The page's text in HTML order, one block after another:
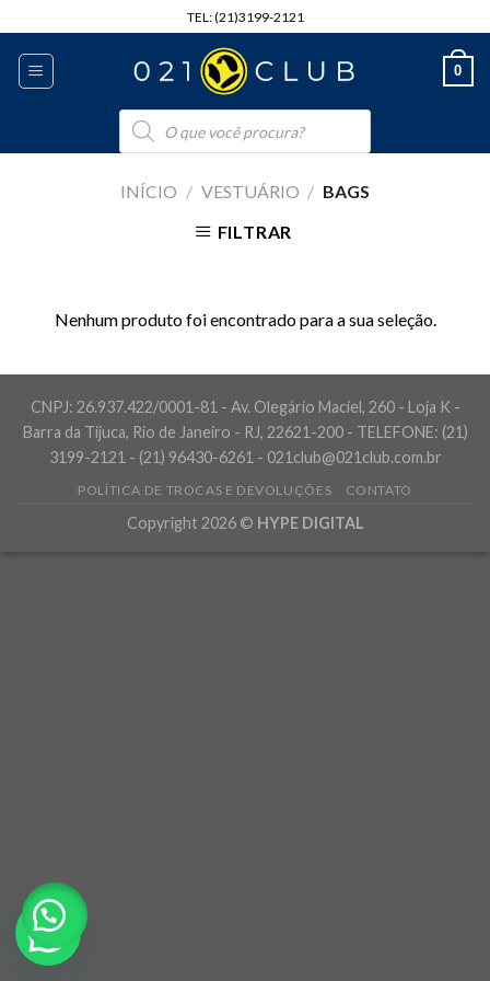
to
content
TEL: (21)3199-2121
0
Pesquisar
produtos
INÍCIO / VESTUÁRIO / BAGS
FILTRAR
Nenhum produto foi encontrado para a sua seleção.
CNPJ: 26.937.422/0001-81 - Av. Olegário Maciel, 260 - Loja K -
Barra da Tijuca, Rio de Janeiro - RJ, 22621-200 - TELEFONE: (21)
3199-2121 - (21) 96430-6261 - 021club@021club.com.br
POLÍTICA DE TROCAS E DEVOLUÇÕES CONTATO
Copyright 2026 © HYPE DIGITAL